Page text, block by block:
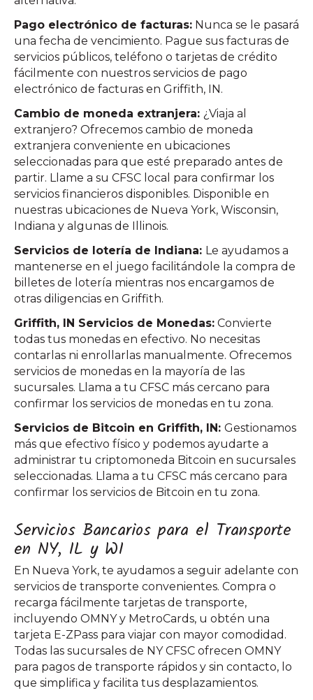
Pago electrónico de facturas: Nunca se le pasará
una fecha de vencimiento. Pague sus facturas de
servicios públicos, teléfono o tarjetas de crédito
fácilmente con nuestros servicios de pago
electrónico de facturas en Griffith, IN.
Cambio de moneda extranjera: ¿Viaja al
extranjero? Ofrecemos cambio de moneda
extranjera conveniente en ubicaciones
seleccionadas para que esté preparado antes de
partir. Llame a su CFSC local para confirmar los
servicios financieros disponibles. Disponible en
nuestras ubicaciones de Nueva York, Wisconsin,
Indiana y algunas de Illinois.
Servicios de lotería de Indiana: Le ayudamos a
mantenerse en el juego facilitándole la compra de
billetes de lotería mientras nos encargamos de
otras diligencias en Griffith.
Griffith, IN Servicios de Monedas: Convierte
todas tus monedas en efectivo. No necesitas
contarlas ni enrollarlas manualmente. Ofrecemos
servicios de monedas en la mayoría de las
sucursales. Llama a tu CFSC más cercano para
confirmar los servicios de monedas en tu zona.
Servicios de Bitcoin en Griffith, IN: Gestionamos
más que efectivo físico y podemos ayudarte a
administrar tu criptomoneda Bitcoin en sucursales
seleccionadas. Llama a tu CFSC más cercano para
confirmar los servicios de Bitcoin en tu zona.
Servicios Bancarios para el Transporte
en NY, IL y WI
En Nueva York, te ayudamos a seguir adelante con
servicios de transporte convenientes. Compra o
recarga fácilmente tarjetas de transporte,
incluyendo OMNY y MetroCards, u obtén una
tarjeta E-ZPass para viajar con mayor comodidad.
Todas las sucursales de NY CFSC ofrecen OMNY
para pagos de transporte rápidos y sin contacto, lo
que simplifica y facilita tus desplazamientos.